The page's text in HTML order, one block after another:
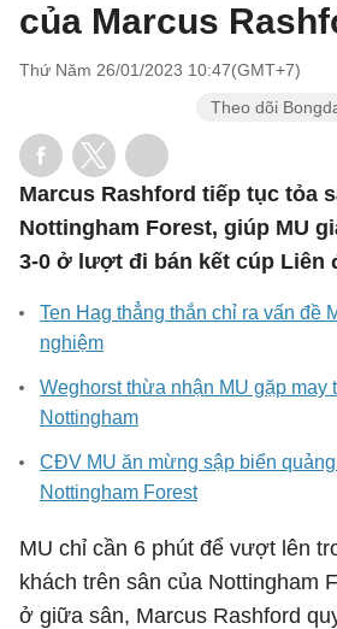
của Marcus
Thứ Năm 26/01/2023 10:47(GMT+7)
Theo dõi
Marcus Rashford tiếp tục tỏa
Nottingham Forest, giúp MU
3-0 ở lượt đi bán kết cúp Liên
Ten Hag thẳng thắn chỉ ra vấn đề
nghiệm
Weghorst thừa nhận MU gặp may
Nottingham
CĐV MU ăn mừng sập biển
Nottingham Forest
MU chỉ cần 6 phút để vượt lên
khách trên sân của Nottingham
ở giữa sân, Marcus Rashford